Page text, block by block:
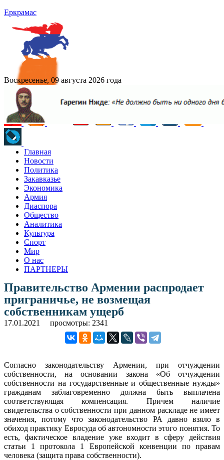
Еркрамас
Воскресенье, 09 августа 2026 года
Главная
Новости
Политика
Закавказье
Экономика
Армия
Диаспора
Общество
Аналитика
Культура
Спорт
Мир
О нас
ПАРТНЕРЫ
Правительство Армении распродает
приграничье, не возмещая
собственникам ущерб
17.01.2021 просмотры: 2341
Согласно законодательству Армении, при отчуждении
собственности, на основании закона «Об отчуждении
собственности на государственные и общественные нужды»
гражданам заблаговременно должна быть выплачена
соответствующая компенсация. Причем наличие
свидетельства о собственности при данном раскладе не имеет
значения, потому что законодательство РА давно взяло в
обиход практику Евросуда об автономности этого понятия. То
есть, фактическое владение уже входит в сферу действия
статьи 1 протокола 1 Европейской конвенции по правам
человека (защита права собственности).